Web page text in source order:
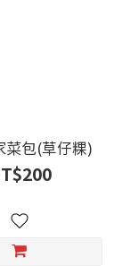
菜包(草仔粿)